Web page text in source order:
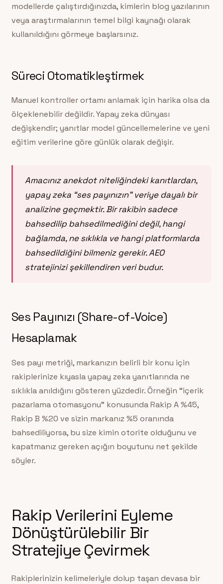
modellerde çalıştırdığınızda, kimlerin blog yazılarının
veya araştırmalarının temel bilgi kaynağı olarak
kullanıldığını görmeye başlarsınız.
Süreci Otomatikleştirmek
Manuel kontroller ortamı anlamak için harika olsa da
ölçeklenebilir değildir. Yapay zeka dünyası
değişkendir; yanıtlar model güncellemelerine ve yeni
eğitim verilerine göre günlük olarak değişir.
Amacınız anekdot niteliğindeki kanıtlardan,
yapay zeka “ses payınızın” veriye dayalı bir
analizine geçmektir. Bir rakibin sadece
bahsedilip bahsedilmediğini değil, hangi
bağlamda, ne sıklıkla ve hangi platformlarda
bahsedildiğini bilmeniz gerekir. AEO
stratejinizi şekillendiren veri budur.
Ses Payınızı (Share-of-Voice)
Hesaplamak
Ses payı metriği, markanızın belirli bir konu için
rakiplerinize kıyasla yapay zeka yanıtlarında ne
sıklıkla anıldığını gösteren yüzdedir. Örneğin “içerik
pazarlama otomasyonu” konusunda Rakip A %45,
Rakip B %20 ve sizin markanız %5 oranında
bahsediliyorsa, bu size kimin otorite olduğunu ve
kapatmanız gereken açığın boyutunu net şekilde
söyler.
Rakip Verilerini Eyleme
Dönüştürülebilir Bir
Stratejiye Çevirmek
Rakiplerinizin kelimeleriyle dolup taşan devasa bir